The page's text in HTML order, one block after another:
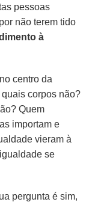
pessoas
não terem tido
à
centro da
corpos não?
Quem
importam e
vieram à
se
pergunta é sim,